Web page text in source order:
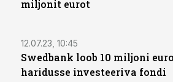
miljonit eurot
12.07.23, 10:45
Swedbank loob 10 miljoni
haridusse investeeriva fondi